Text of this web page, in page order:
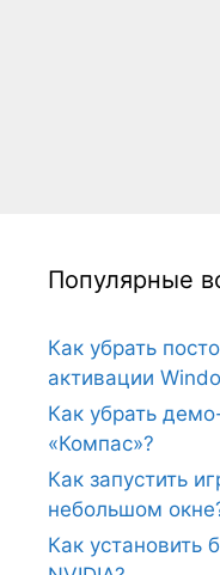
Популярные
Как убрать
активации
Как убрать
«Компас»?
Как запустить
небольшом
Как установить